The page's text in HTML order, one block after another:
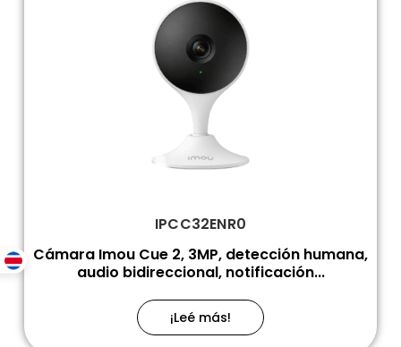
IPCC32ENR0
Cámara Imou Cue 2, 3MP, detección humana,
audio bidireccional, notificación...
¡Leé más!